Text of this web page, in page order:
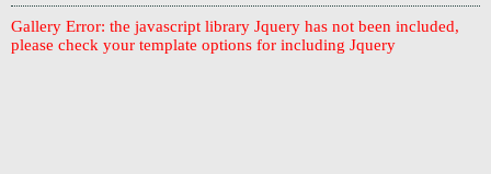
Gallery Error: the javascript library Jquery has not been included,
please check your template options for including Jquery